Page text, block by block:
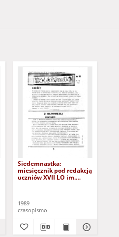
Siedemnastka:
miesięcznik pod redakcją
uczniów XVII LO im.
1989
czasopismo